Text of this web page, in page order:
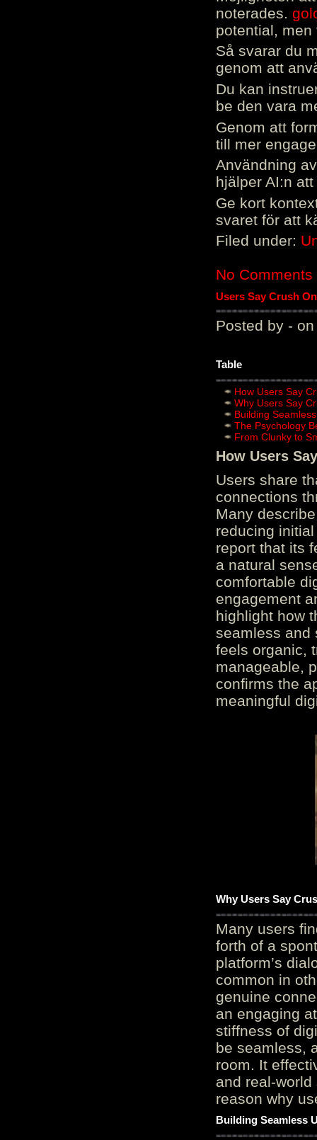
noterades.
potential, men
Så svarar du
genom att
Du kan
be den vara
Genom att
till mer
Användning
hjälper AI:n
Ge kort
svaret för att
Filed under:
No Comments
Users Say Crush
Posted by - on
Table
How Users Say
Why Users Say
Building
The Psychology
From Clunky to
How Users
Users share
connections
Many
reducing
report that its
a natural
comfortable
engagement
highlight how
seamless and
feels organic,
manageable,
confirms the
meaningful
Why Users Say
Many users
forth of a
platform’s
common in
genuine
an engaging
stiffness of
be seamless,
room. It
and real-
reason why
Building Seamless